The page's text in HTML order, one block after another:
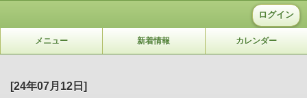
ログイン
メニュー 新着情報 カレンダー
[24年07月12日]